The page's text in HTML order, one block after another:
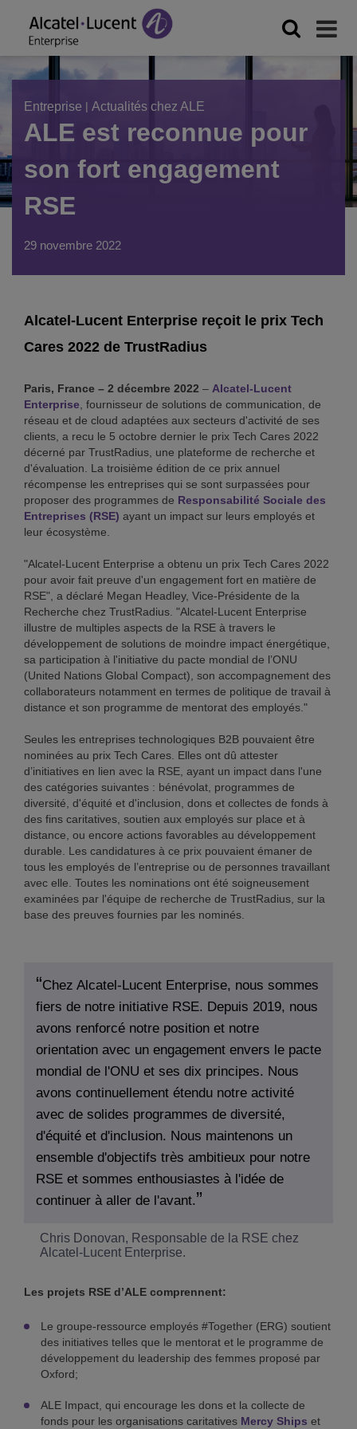
Entreprise | Actualités chez ALE
ALE est reconnue pour
son fort engagement
RSE
29 novembre 2022
Alcatel-Lucent Enterprise reçoit le prix Tech
Cares 2022 de TrustRadius
Paris, France – 2 décembre 2022 – Alcatel-Lucent
Enterprise , fournisseur de solutions de communication, de
réseau et de cloud adaptées aux secteurs d'activité de ses
clients, a recu le 5 octobre dernier le prix Tech Cares 2022
décerné par TrustRadius, une plateforme de recherche et
d'évaluation. La troisième édition de ce prix annuel
récompense les entreprises qui se sont surpassées pour
proposer des programmes de Responsabilité Sociale des
Entreprises (RSE) ayant un impact sur leurs employés et
leur écosystème.
"Alcatel-Lucent Enterprise a obtenu un prix Tech Cares 2022
pour avoir fait preuve d'un engagement fort en matière de
RSE", a déclaré Megan Headley, Vice-Présidente de la
Recherche chez TrustRadius. "Alcatel-Lucent Enterprise
illustre de multiples aspects de la RSE à travers le
développement de solutions de moindre impact énergétique,
sa participation à l'initiative du pacte mondial de l’ONU
(United Nations Global Compact), son accompagnement des
collaborateurs notamment en termes de politique de travail à
distance et son programme de mentorat des employés."
Seules les entreprises technologiques B2B pouvaient être
nominées au prix Tech Cares. Elles ont dû attester
d’initiatives en lien avec la RSE, ayant un impact dans l'une
des catégories suivantes : bénévolat, programmes de
diversité, d'équité et d'inclusion, dons et collectes de fonds à
des fins caritatives, soutien aux employés sur place et à
distance, ou encore actions favorables au développement
durable. Les candidatures à ce prix pouvaient émaner de
tous les employés de l’entreprise ou de personnes travaillant
avec elle. Toutes les nominations ont été soigneusement
examinées par l'équipe de recherche de TrustRadius, sur la
base des preuves fournies par les nominés.
Chez Alcatel-Lucent Enterprise, nous sommes
fiers de notre initiative RSE. Depuis 2019, nous
avons renforcé notre position et notre
orientation avec un engagement envers le pacte
mondial de l'ONU et ses dix principes. Nous
avons continuellement étendu notre activité
avec de solides programmes de diversité,
d'équité et d'inclusion. Nous maintenons un
ensemble d'objectifs très ambitieux pour notre
RSE et sommes enthousiastes à l'idée de
continuer à aller de l'avant.
Chris Donovan, Responsable de la RSE chez
Alcatel-Lucent Enterprise.
Les projets RSE d’ALE comprennent:
Le groupe-ressource employés #Together (ERG) soutient
des initiatives telles que le mentorat et le programme de
développement du leadership des femmes proposé par
Oxford;
ALE Impact, qui encourage les dons et la collecte de
fonds pour les organisations caritatives Mercy Ships et